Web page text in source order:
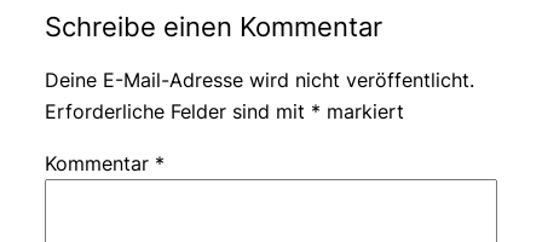
Schreibe einen Kommentar
Deine E-Mail-Adresse wird nicht veröffentlicht.
Erforderliche Felder sind mit * markiert
Kommentar *